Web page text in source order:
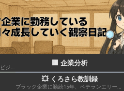
📘 ビジナスSkill図鑑 難しそうに見えるビジネススキルも、構造化して分解すれば実はカンタン！いろんなスキルの組み合わせだということがわかると思います このカテゴリでは仕事のスキルを“ナスでもわかる”レベルで図解＆やさしく柔らかく解説していきます🍆
🏢 企業分析
💥 くろさら教訓録
ブラック企業に勤続15年、ベテランエリート社畜サラリーマンの経験を活かした日記です📗